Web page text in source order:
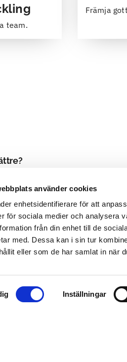
använder cookies
enhetsidentifierare för att
för sociala medier och analysera
från din enhet till de
med. Dessa kan i sin tur
eller som de har samlat in när
Inställningar
team.
Främja
och era ledare, och kan ge
Kartläggning av ert
Förflyttning till nytt önskat